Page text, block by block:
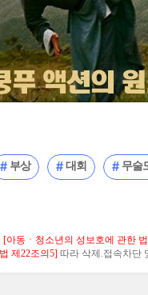
부상 대회 무술
[아동ㆍ청소년의 성보호에 관한
제22조의5] 따라 삭제.접속차단